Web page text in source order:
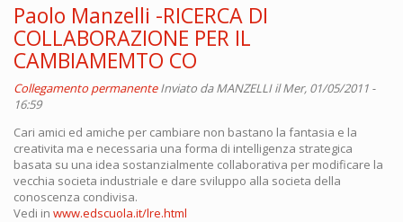
Paolo Manzelli -RICERCA DI
COLLABORAZIONE PER IL
CAMBIAMEMTO CO
Collegamento permanente Inviato daMANZELLIil Mer, 01/05/2011 -
16:59
Cari amici ed amiche per cambiare non bastano la fantasia e la
creativita ma e necessaria una forma di intelligenza strategica
basata su una idea sostanzialmente collaborativa per modificare la
vecchia societa industriale e dare sviluppo alla societa della
conoscenza condivisa.
Vedi in www.edscuola.it/lre.html